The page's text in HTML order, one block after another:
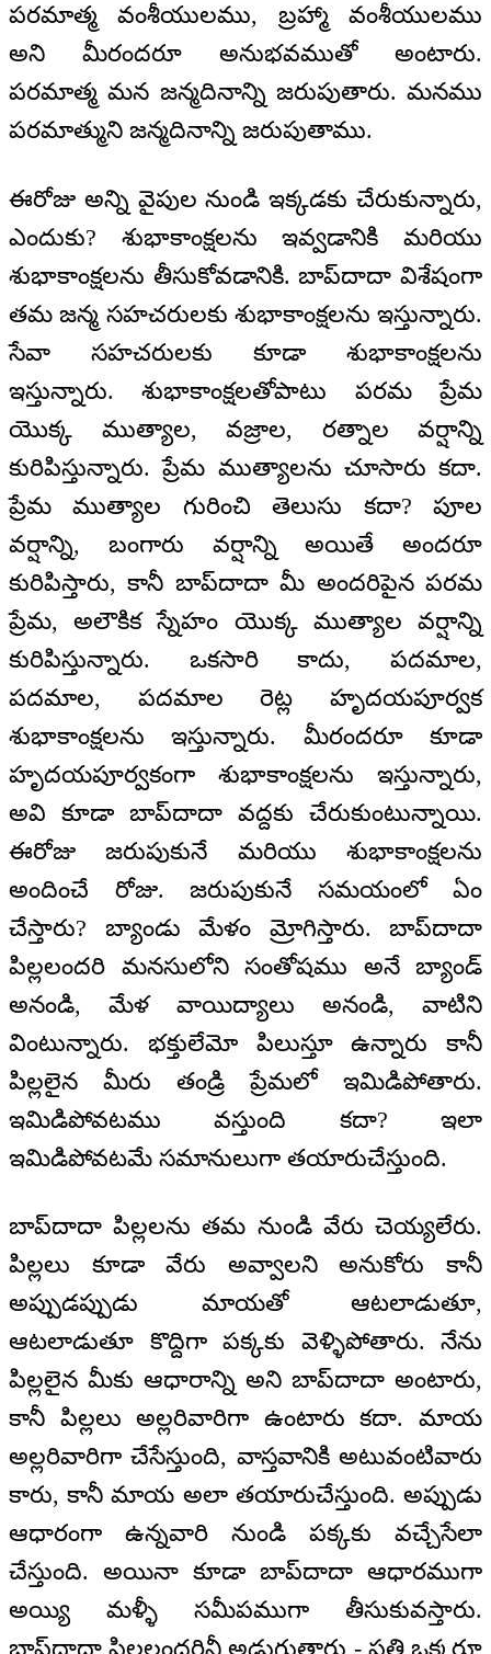
పరమాత్మ వంశీయులము, బ్రహ్మా వంశీయులము
అని మీరందరూ అనుభవముతో అంటారు.
పరమాత్మ మన జన్మదినాన్ని జరుపుతారు. మనము
పరమాత్ముని జన్మదినాన్ని జరుపుతాము.
ఈరోజు అన్ని వైపుల నుండి ఇక్కడకు చేరుకున్నారు,
ఎందుకు? శుభాకాంక్షలను ఇవ్వడానికి మరియు
శుభాకాంక్షలను తీసుకోవడానికి. బాప్‌‌దాదా విశేషంగా
తమ జన్మ సహచరులకు శుభాకాంక్షలను ఇస్తున్నారు.
సేవా సహచరులకు కూడా శుభాకాంక్షలను
ఇస్తున్నారు. శుభాకాంక్షలతోపాటు పరమ ప్రేమ
యొక్క ముత్యాల, వజ్రాల, రత్నాల వర్షాన్ని
కురిపిస్తున్నారు. ప్రేమ ముత్యాలను చూసారు కదా.
ప్రేమ ముత్యాల గురించి తెలుసు కదా? పూల
వర్షాన్ని, బంగారు వర్షాన్ని అయితే అందరూ
కురిపిస్తారు, కానీ బాప్‌‌దాదా మీ అందరిపైన పరమ
ప్రేమ, అలౌకిక స్నేహం యొక్క ముత్యాల వర్షాన్ని
కురిపిస్తున్నారు. ఒకసారి కాదు, పదమాల,
పదమాల, పదమాల రెట్ల హృదయపూర్వక
శుభాకాంక్షలను ఇస్తున్నారు. మీరందరూ కూడా
హృదయపూర్వకంగా శుభాకాంక్షలను ఇస్తున్నారు,
అవి కూడా బాప్‌‌దాదా వద్దకు చేరుకుంటున్నాయి.
ఈరోజు జరుపుకునే మరియు శుభాకాంక్షలను
అందించే రోజు. జరుపుకునే సమయంలో ఏం
చేస్తారు? బ్యాండు మేళం మ్రోగిస్తారు. బాప్‌‌దాదా
పిల్లలందరి మనసులోని సంతోషము అనే బ్యాండ్
అనండి, మేళ వాయిద్యాలు అనండి, వాటిని
వింటున్నారు. భక్తులేమో పిలుస్తూ ఉన్నారు కానీ
పిల్లలైన మీరు తండ్రి ప్రేమలో ఇమిడిపోతారు.
ఇమిడిపోవటము వస్తుంది కదా? ఇలా
ఇమిడిపోవటమే సమానులుగా తయారుచేస్తుంది.
బాప్‌‌దాదా పిల్లలను తమ నుండి వేరు చెయ్యలేరు.
పిల్లలు కూడా వేరు అవ్వాలని అనుకోరు కానీ
అప్పుడప్పుడు మాయతో ఆటలాడుతూ,
ఆటలాడుతూ కొద్దిగా పక్కకు వెళ్ళిపోతారు. నేను
పిల్లలైన మీకు ఆధారాన్ని అని బాప్‌‌దాదా అంటారు,
కానీ పిల్లలు అల్లరివారిగా ఉంటారు కదా. మాయ
అల్లరివారిగా చేసేస్తుంది, వాస్తవానికి అటువంటివారు
కారు, కానీ మాయ అలా తయారుచేస్తుంది. అప్పుడు
ఆధారంగా ఉన్నవారి నుండి పక్కకు వచ్చేసేలా
చేస్తుంది. అయినా కూడా బాప్‌‌దాదా ఆధారముగా
అయ్యి మళ్ళీ సమీపముగా తీసుకువస్తారు.
బాప్‌‌దాదా పిల్లలందరినీ అడుగుతారు - ప్రతి ఒక్కరూ